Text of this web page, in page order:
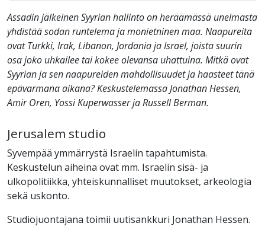
Assadin jälkeinen Syyrian hallinto on heräämässä unelmasta
yhdistää sodan runtelema ja monietninen maa. Naapureita
ovat Turkki, Irak, Libanon, Jordania ja Israel, joista suurin
osa joko uhkailee tai kokee olevansa uhattuina. Mitkä ovat
Syyrian ja sen naapureiden mahdollisuudet ja haasteet tänä
epävarmana aikana? Keskustelemassa Jonathan Hessen,
Amir Oren, Yossi Kuperwasser ja Russell Berman.
Jerusalem studio
Syvempää ymmärrystä Israelin tapahtumista.
Keskustelun aiheina ovat mm. Israelin sisä- ja
ulkopolitiikka, yhteiskunnalliset muutokset, arkeologia
sekä uskonto.
Studiojuontajana toimii uutisankkuri Jonathan Hessen.